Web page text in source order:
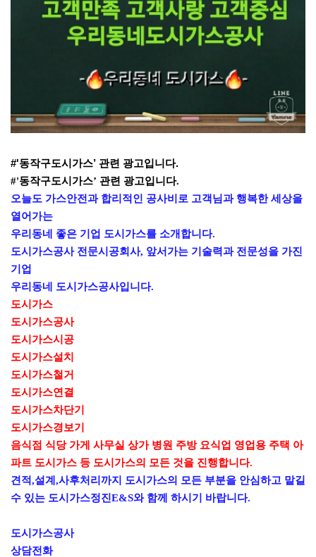
#'동작구도시가스’ 관련 광고입니다.
#'동작구도시가스’ 관련 광고입니다.
오늘도 가스안전과 합리적인 공사비로 고객님과 행복한 세상을
열어가는
우리동네 좋은 기업 도시가스를 소개합니다.
도시가스공사 전문시공회사, 앞서가는 기술력과 전문성을 가진
기업
우리동네 도시가스공사입니다.
도시가스
도시가스공사
도시가스시공
도시가스설치
도시가스철거
도시가스연결
도시가스차단기
도시가스경보기
음식점 식당 가게 사무실 상가 병원 주방 요식업 영업용 주택 아
파트 도시가스 등 도시가스의 모든 것을 진행합니다.
견적,설계,사후처리까지 도시가스의 모든 부분을 안심하고 맡길
수 있는 도시가스정진E&S와 함께 하시기 바랍니다.
도시가스공사
상담전화